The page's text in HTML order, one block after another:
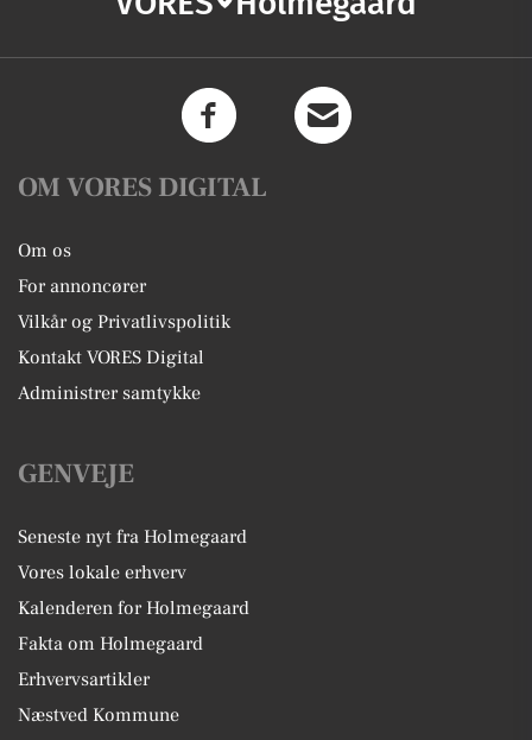
OM VORES DIGITAL
Om os
For annoncører
Vilkår og Privatlivspolitik
Kontakt VORES Digital
Administrer samtykke
GENVEJE
Seneste nyt fra Holmegaard
Vores lokale erhverv
Kalenderen for Holmegaard
Fakta om Holmegaard
Erhvervsartikler
Næstved Kommune